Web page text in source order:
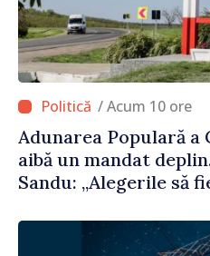
/ Acum 10 ore
Adunarea Populară a
aibă un mandat
Sandu: „Alegerile să